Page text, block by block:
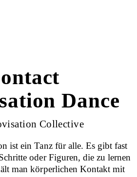
Dance
Collective
ist ein Tanz für alle. Es gibt fast
oder Figuren, die zu lernen
man körperlichen Kontakt mit